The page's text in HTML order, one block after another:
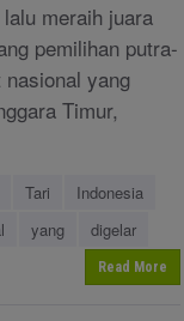
meraih juara
pemilihan putra-
yang
Timur,
Tari
Indonesia
yang
digelar
Read More